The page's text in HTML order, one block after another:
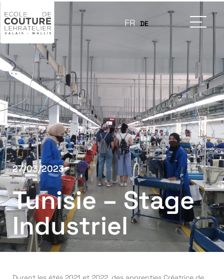
FR DE
27/03/2023
Tunisie – Stage
Industriel